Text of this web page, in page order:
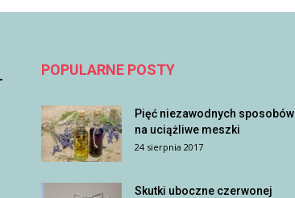
POPULARNE POSTY
Pięć niezawodnych sposobów
na uciążliwe meszki
24 sierpnia 2017
Skutki uboczne czerwonej